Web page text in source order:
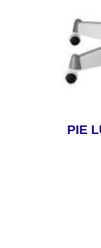
PIE